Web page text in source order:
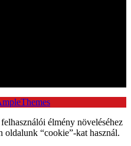
élmény növeléséhez
oldalunk “cookie”-kat használ.